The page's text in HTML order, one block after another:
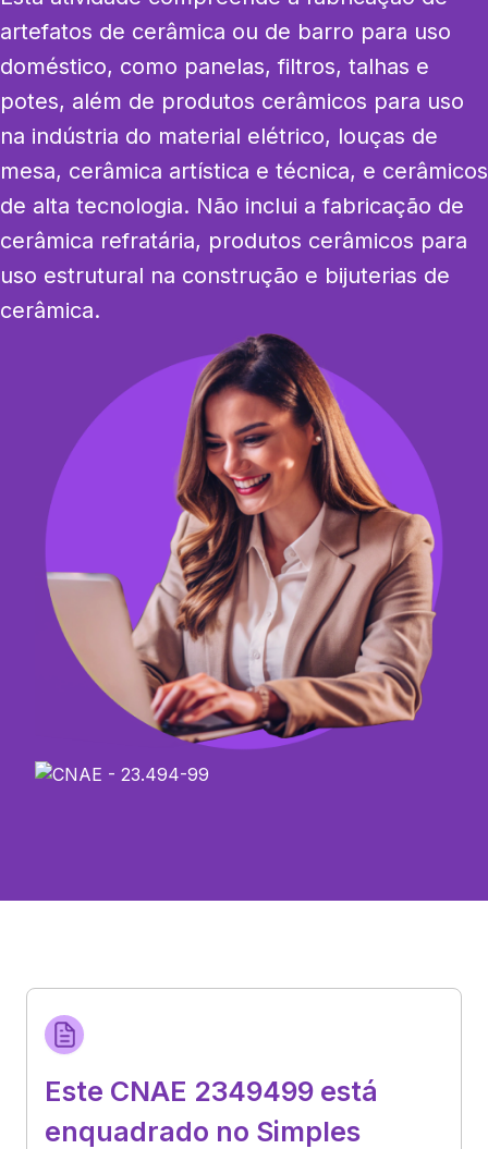
artefatos de cerâmica ou de barro para uso
doméstico, como panelas, filtros, talhas e
potes, além de produtos cerâmicos para uso
na indústria do material elétrico, louças de
mesa, cerâmica artística e técnica, e cerâmicos
de alta tecnologia. Não inclui a fabricação de
cerâmica refratária, produtos cerâmicos para
uso estrutural na construção e bijuterias de
cerâmica.
Este CNAE 2349499 está
enquadrado no Simples